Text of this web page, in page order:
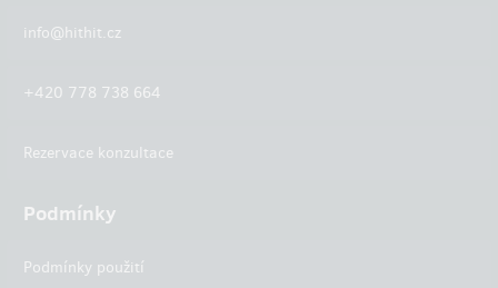
info@hithit.cz
+420 778 738 664
Rezervace konzultace
Podmínky
Podmínky použití